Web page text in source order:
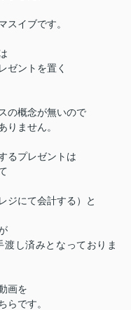
スイブです。
ゼントを置く
の概念が無いので
りません。
るプレゼントは
ジにて会計する）と
し済みとなっておりま
画を
らです。